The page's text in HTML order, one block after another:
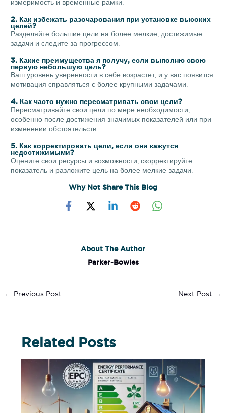
измеримость и временные рамки.
2. Как избежать разочарования при установке высоких
целей?
Разделяйте большие цели на более мелкие, достижимые
задачи и следите за прогрессом.
3. Какие преимущества я получу, если выполню свою
первую небольшую цель?
Ваш уровень уверенности в себе возрастет, и у вас появится
мотивация справляться с более крупными задачами.
4. Как часто нужно пересматривать свои цели?
Пересматривайте свои цели по мере необходимости,
особенно после достижения значимых показателей или при
изменении обстоятельств.
5. Как корректировать цели, если они кажутся
недостижимыми?
Оцените свои ресурсы и возможности, скорректируйте
показатель и разложите цель на более мелкие задачи.
Why Not Share This Blog
About The Author
Parker-Bowles
← Previous Post Next Post →
Related Posts